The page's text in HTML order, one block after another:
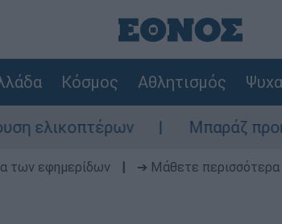
Κόσμος Αθλητισμός
Μπαράζ
των εφημερίδων ➔ Μάθετε περισσότερα